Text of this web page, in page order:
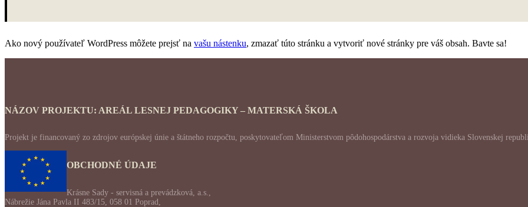
Ako nový používateľ WordPress môžete prejsť na vašu nástenku, zmazať túto stránku a vytvoriť nové stránky pre váš obsah. Bavte sa!
NÁZOV PROJEKTU: AREÁL LESNEJ PEDAGOGIKY – MATERSKÁ ŠKOLA
Projekt je financovaný zo zdrojov európskej únie a štátneho rozpočtu, poskytovateľom Ministerstvom pôdohospodárstva a rozvoja vidieka Slovenskej
OBCHODNÉ ÚDAJE
Krásne Sady - servisná a prevádzková, a.s.,
Nábrežie Jána Pavla II 483/15, 058 01 Poprad,